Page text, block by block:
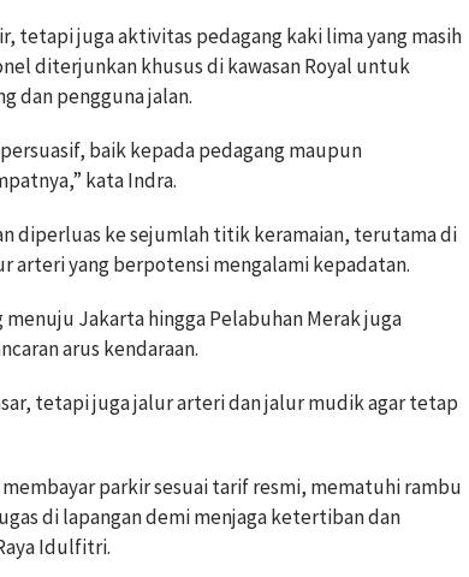
tetapi juga aktivitas pedagang kaki lima yang masih
diterjunkan khusus di kawasan Royal untuk
dan pengguna jalan.
baik kepada pedagang maupun
kata Indra.
diperluas ke sejumlah titik keramaian, terutama di
arteri yang berpotensi mengalami kepadatan.
Jakarta hingga Pelabuhan Merak juga
arus kendaraan.
tetapi juga jalur arteri dan jalur mudik agar tetap
parkir sesuai tarif resmi, mematuhi rambu
di lapangan demi menjaga ketertiban dan
Idulfitri.